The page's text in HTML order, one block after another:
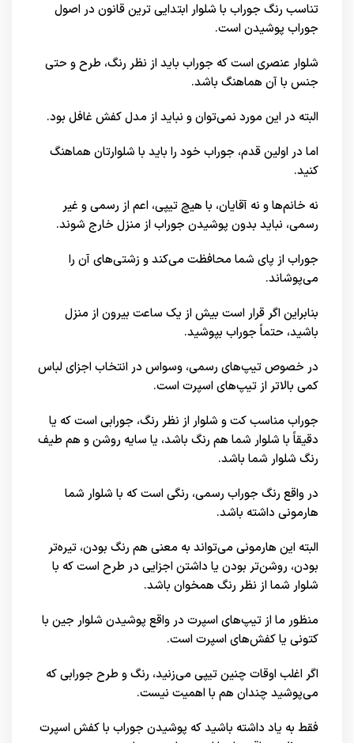
تناسب رنگ جوراب با شلوار ابتدایی ترین قانون در اصول
جوراب پوشیدن است.
شلوار عنصری است که جوراب باید از نظر رنگ، طرح و حتی
جنس با آن هماهنگ باشد.
البته در این مورد نمی‌توان و نباید از مدل کفش غافل بود.
اما در اولین قدم، جوراب خود را باید با شلوارتان هماهنگ
کنید.
نه خانم‌ها و نه آقایان، با هیچ تیپی، اعم از رسمی و غیر
رسمی، نباید بدون پوشیدن جوراب از منزل خارج شوند.
جوراب از پای شما محافظت می‌کند و زشتی‌های آن را
می‌پوشاند.
بنابراین اگر قرار است بیش از یک ساعت بیرون از منزل
باشید، حتماً جوراب بپوشید.
در خصوص تیپ‌های رسمی، وسواس در انتخاب اجزای لباس
کمی بالاتر از تیپ‌های اسپرت است.
جوراب مناسب کت و شلوار از نظر رنگ، جورابی است که یا
دقیقاً با شلوار شما هم رنگ باشد، یا سایه روشن و هم طیف
رنگ شلوار شما باشد.
در واقع رنگ جوراب رسمی، رنگی است که با شلوار شما
هارمونی داشته باشد.
البته این هارمونی می‌تواند به معنی هم رنگ بودن، تیره‌تر
بودن، روشن‌تر بودن یا داشتن اجزایی در طرح است که با
شلوار شما از نظر رنگ همخوان باشد.
منظور ما از تیپ‌های اسپرت در واقع پوشیدن شلوار جین با
کتونی یا کفش‌های اسپرت است.
اگر اغلب اوقات چنین تیپی می‌زنید، رنگ و طرح جورابی که
می‌پوشید چندان هم با اهمیت نیست.
فقط به یاد داشته باشید که پوشیدن جوراب با کفش اسپرت